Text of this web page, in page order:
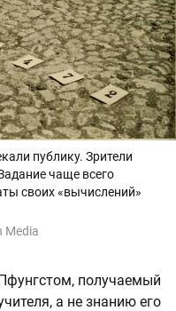
публику. Зрители
чаще всего
своих «вычислений»
Media
получаемый
а не знанию его